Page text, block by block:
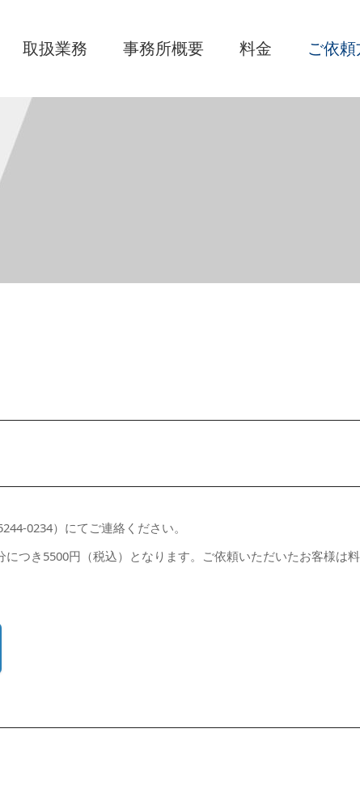
取扱業務 事務所概要 料金 ご依
0234）にてご連絡ください。
つき5500円（税込）となります。ご依頼いただいたお客様は